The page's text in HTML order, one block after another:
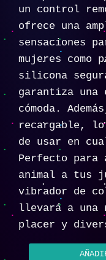
un control
ofrece una
sensaciones
mujeres como
silicona
garantiza una
cómoda.
recargable, lo
de usar en
Perfecto para
animal a tus
vibrador de
llevará a una
placer y